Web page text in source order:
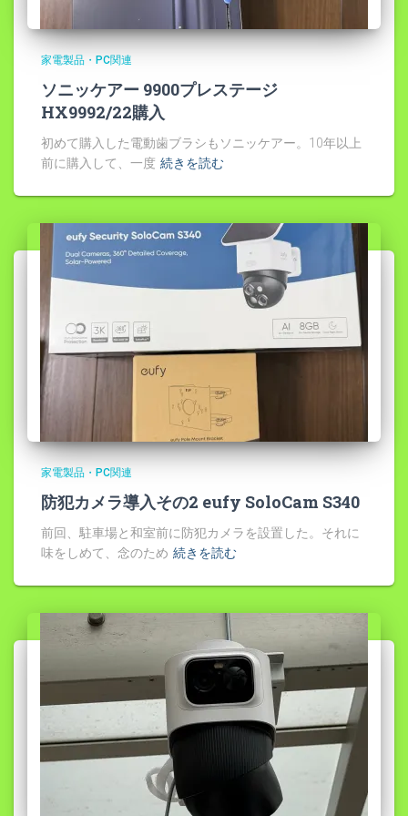
家電製品・PC関連
ソニッケアー 9900プレステージ
HX9992/22購入
初めて購入した電動歯ブラシもソニッケアー。10年以上
前に購入して、一度 続きを読む
家電製品・PC関連
防犯カメラ導入その2 eufy SoloCam S340
前回、駐車場と和室前に防犯カメラを設置した。それに
味をしめて、念のため 続きを読む